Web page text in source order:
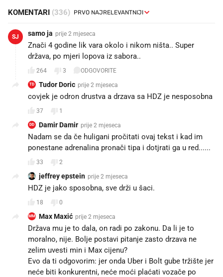
KOMENTARI (336)
SJ samo ja prije 2 mjeseca
Znači 4 godine lik vara okolo i nikom ništa.. Super
država, po mjeri lopova iz sabora..
264 3 ODGOVORITE
TD Tudor Doric prije 2 mjeseca
covjek je odron drustva a drzava sa HDZ je nesposobna
37 1
DD Damir Damir prije 2 mjeseca
Nadam se da če huligani pročitati ovaj tekst i kad im
ponestane adrenalina pronači tipa i dotjrati ga u red......
33 2
jeffrey epstein prije 2 mjeseca
HDZ je jako sposobna, sve drži u šaci.
18 0
MM Max Maxić prije 2 mjeseca
Država mu je to dala, on radi po zakonu. Da li je to
moralno, nije. Bolje postavi pitanje zasto drzava ne
zelim uvesti min i Max cijenu?
Evo da ti odgovorim: jer onda Uber i Bolt gube tržište jer
neće biti konkurentni, neće moći plaćati vozače po